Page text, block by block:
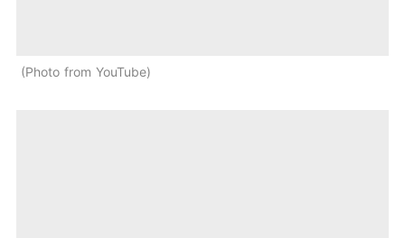
Photo from YouTube